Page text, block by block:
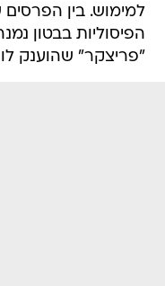
למימוש. בין הפרסים
הפיסוליות בבטון
"פריצקר" שהוענק לו ב-